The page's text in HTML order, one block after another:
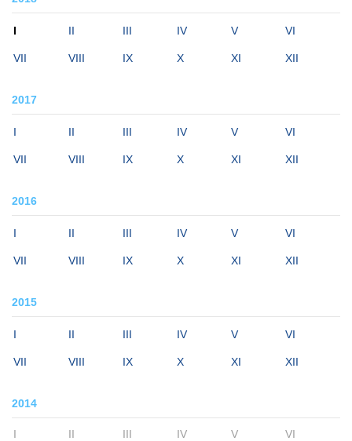
I II III IV V VI
VII VIII IX X XI XII
2017
I II III IV V VI
VII VIII IX X XI XII
2016
I II III IV V VI
VII VIII IX X XI XII
2015
I II III IV V VI
VII VIII IX X XI XII
2014
I II III IV V VI